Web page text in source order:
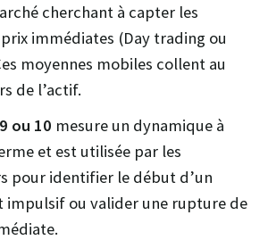
cherchant à capter les
immédiates (Day trading ou
moyennes mobiles collent au
de l’actif.
ou 10 mesure un dynamique à
et est utilisée par les
pour identifier le début d’un
impulsif ou valider une rupture de